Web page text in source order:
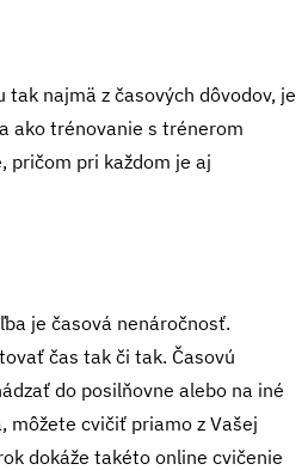
najmä z časových dôvodov, je
ako trénovanie s trénerom
pričom pri každom je aj
je časová nenáročnosť.
čas tak či tak. Časovú
do posilňovne alebo na iné
môžete cvičiť priamo z Vašej
dokáže takéto online cvičenie